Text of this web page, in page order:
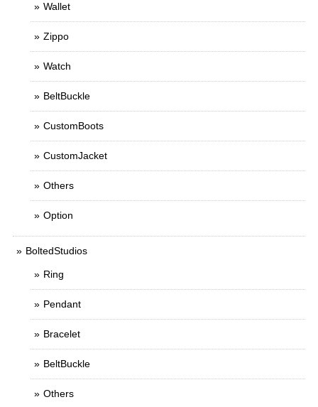
Wallet
Zippo
Watch
BeltBuckle
CustomBoots
CustomJacket
Others
Option
BoltedStudios
Ring
Pendant
Bracelet
BeltBuckle
Others